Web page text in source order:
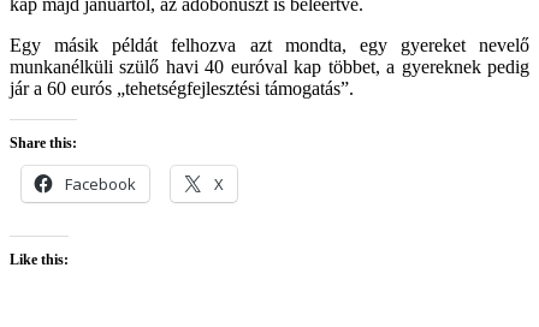
kap majd januártól, az adóbónuszt is beleértve.
Egy másik példát felhozva azt mondta, egy gyereket nevelő
munkanélküli szülő havi 40 euróval kap többet, a gyereknek pedig
jár a 60 eurós „tehetségfejlesztési támogatás”.
Share this:
Facebook X
Like this: